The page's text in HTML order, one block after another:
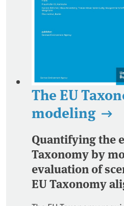
The EU
modeling
Quantifying the
Taxonomy by
evaluation of
EU Taxonomy